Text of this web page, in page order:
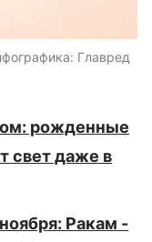
Главред
рожденные
свет даже в
Ракам -